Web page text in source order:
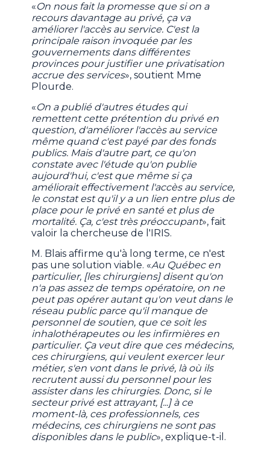
«On nous fait la promesse que si on a
recours davantage au privé, ça va
améliorer l'accès au service. C'est la
principale raison invoquée par les
gouvernements dans différentes
provinces pour justifier une privatisation
accrue des services», soutient Mme
Plourde.
«On a publié d'autres études qui
remettent cette prétention du privé en
question, d'améliorer l'accès au service
même quand c'est payé par des fonds
publics. Mais d'autre part, ce qu'on
constate avec l'étude qu'on publie
aujourd'hui, c'est que même si ça
améliorait effectivement l'accès au service,
le constat est qu'il y a un lien entre plus de
place pour le privé en santé et plus de
mortalité. Ça, c'est très préoccupant», fait
valoir la chercheuse de l'IRIS.
M. Blais affirme qu'à long terme, ce n'est
pas une solution viable. «Au Québec en
particulier, [les chirurgiens] disent qu'on
n'a pas assez de temps opératoire, on ne
peut pas opérer autant qu'on veut dans le
réseau public parce qu'il manque de
personnel de soutien, que ce soit les
inhalothérapeutes ou les infirmières en
particulier. Ça veut dire que ces médecins,
ces chirurgiens, qui veulent exercer leur
métier, s'en vont dans le privé, là où ils
recrutent aussi du personnel pour les
assister dans les chirurgies. Donc, si le
secteur privé est attrayant, [...] à ce
moment-là, ces professionnels, ces
médecins, ces chirurgiens ne sont pas
disponibles dans le public», explique-t-il.